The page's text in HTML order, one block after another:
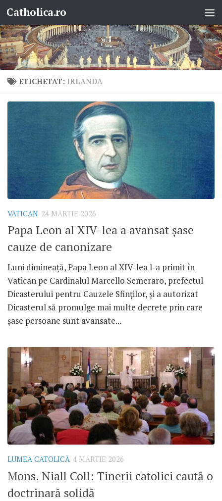
Skip to content
Catholica.ro
ETICHETAT: IRLANDA
VATICAN 24 MARTIE 2026
Papa Leon al XIV-lea a avansat șase
cauze de canonizare
Luni dimineață, Papa Leon al XIV-lea l-a primit în
Vatican pe Cardinalul Marcello Semeraro, prefectul
Dicasterului pentru Cauzele Sfinților, și a autorizat
Dicasterul să promulge mai multe decrete prin care
șase persoane sunt avansate...
LUMEA CATOLICĂ 4 MARTIE 2026
Mons. Niall Coll: Tinerii catolici caută o
doctrinară solidă